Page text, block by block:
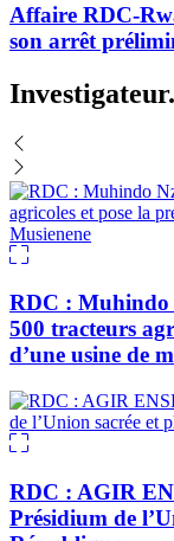
Affaire RDC-
son arrêt
RDC : Muhindo
500 tracteurs
d’une usine de
RDC : AGIR
Présidium de